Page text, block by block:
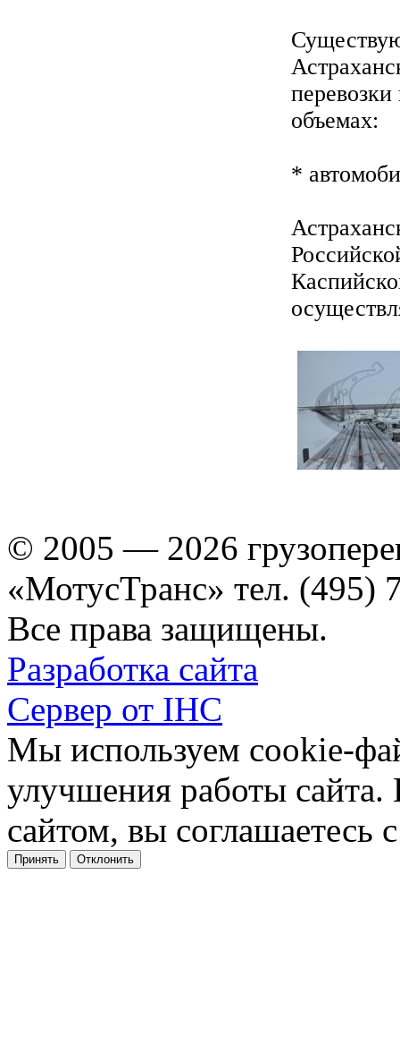
объемах:
*
© 2005 — 2026
«МотусТранс» тел. (495)
Все права защищены.
Разработка сайта
Сервер от IHC
Мы используем cookie-
улучшения работы сайта.
сайтом, вы соглашаетесь
Принять Отклонить